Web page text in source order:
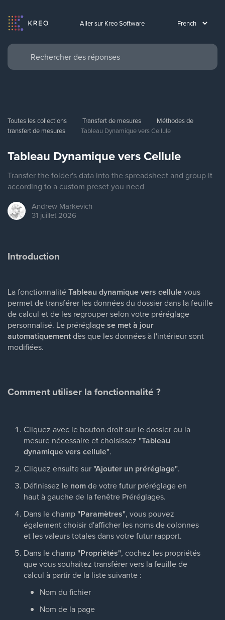
Aller sur Kreo Software
Toutes les collections Transfert de mesures
Méthodes de
transfert de mesures
Tableau Dynamique vers Cellule
Tableau Dynamique vers Cellule
Transfer the folder's data into the spreadsheet and group it
according to a custom preset you need
Andrew Markevich
31 juillet 2026
Introduction
La fonctionnalitéTableau dynamique vers cellulevous
permet de transférer les données du dossier dans la feuille
de calcul et de les regrouper selon votre préréglage
personnalisé. Le préréglagese met à jour
automatiquementdès que les données à l'intérieur sont
modifiées.
Comment utiliser la fonctionnalité ?
Cliquez avec le bouton droit sur le dossier ou la
mesure nécessaire et choisissez "Tableau
dynamique vers cellule".
Cliquez ensuite sur"Ajouter un préréglage".
Définissez le nomde votre futur préréglage en
haut à gauche de la fenêtre Préréglages.
Dans le champ"Paramètres", vous pouvez
également choisir d'afficher les noms de colonnes
et les valeurs totales dans votre futur rapport.
Dans le champ"Propriétés", cochez les propriétés
que vous souhaitez transférer vers la feuille de
calcul à partir de la liste suivante :
Nom du fichier
Nom de la page